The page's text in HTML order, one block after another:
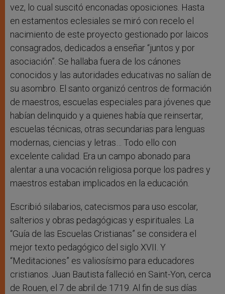
vez, lo cual suscitó enconadas oposiciones. Hasta
en estamentos eclesiales se miró con recelo el
nacimiento de este proyecto gestionado por laicos
consagrados, dedicados a enseñar “juntos y por
asociación”. Se hallaba fuera de los cánones
conocidos y las autoridades educativas no salían de
su asombro. El santo organizó centros de formación
de maestros, escuelas especiales para jóvenes que
habían delinquido y a quienes había que reinsertar,
escuelas técnicas, otras secundarias para lenguas
modernas, ciencias y letras… Todo ello con
excelente calidad. Era un campo abonado para
alentar a una vocación religiosa porque los padres y
maestros estaban implicados en la educación.
Escribió silabarios, catecismos para uso escolar,
salterios y obras pedagógicas y espirituales. La
“Guía de las Escuelas Cristianas” se considera el
mejor texto pedagógico del siglo XVII. Y
“Meditaciones” es valiosísimo para educadores
cristianos. Juan Bautista falleció en Saint-Yon, cerca
de Rouen, el 7 de abril de 1719. Al fin de sus días